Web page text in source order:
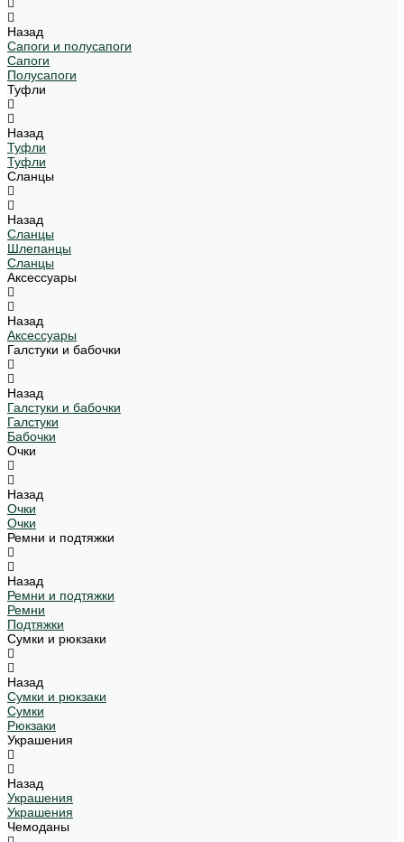
Назад
Сапоги и полусапоги
Сапоги
Полусапоги
Туфли
Назад
Туфли
Туфли
Сланцы
Назад
Сланцы
Шлепанцы
Сланцы
Аксессуары
Назад
Аксессуары
Галстуки и бабочки
Назад
Галстуки и бабочки
Галстуки
Бабочки
Очки
Назад
Очки
Очки
Ремни и подтяжки
Назад
Ремни и подтяжки
Ремни
Подтяжки
Сумки и рюкзаки
Назад
Сумки и рюкзаки
Сумки
Рюкзаки
Украшения
Назад
Украшения
Украшения
Чемоданы